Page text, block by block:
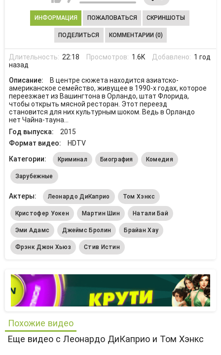
ИНФОРМАЦИЯ ПОЖАЛОВАТЬСЯ СКРИНШОТЫ
ПОДЕЛИТЬСЯ КОММЕНТАРИИ (0)
Длительность: 22:18 Просмотров: 1.6K Добавлено: 1 год
назад
Описание:
В центре сюжета находится азиатско-
американское семейство, живущее в 1990-х годах, которое
переезжает из Вашингтона в Орландо, штат Флорида,
чтобы открыть мясной ресторан. Этот переезд
становится для них культурным шоком. Ведь в Орландо
нет Чайна-тауна...
Год выпуска:
2015
Формат видео:
HDTV
Категории:
Криминал Биография Комедия
Зарубежные
Актеры: Леонардо ДиКаприо Том Хэнкс
Кристофер Уокен Мартин Шин Натали Бай
Эми Адамс Джеймс Бролин Брайан Хау
Фрэнк Джон Хьюз Стив Истин
Похожие видео
Еще видео с Леонардо ДиКаприо и Том Хэнкс